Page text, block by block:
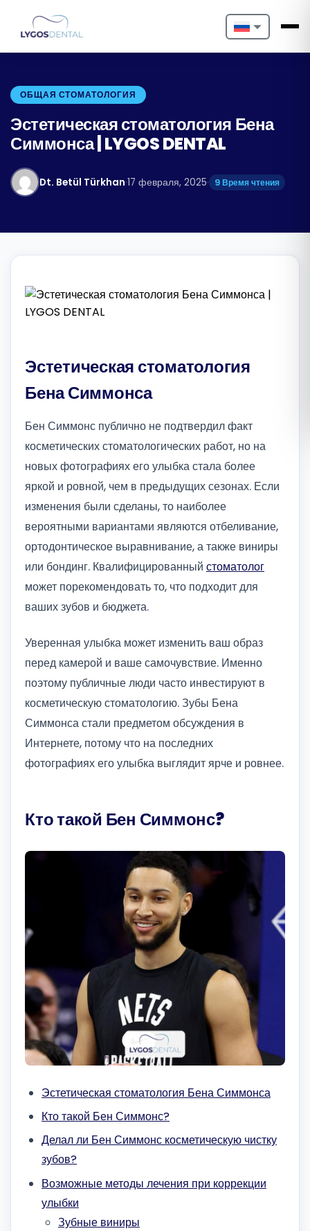
Nederlands
Français
Português
Русский
ОБЩАЯ СТОМАТОЛОГИЯ
Эстетическая стоматология Бена
Симмонса | LYGOS DENTAL
Dt. Betül Türkhan·17 февраля, 2025· 9 Время чтения
Эстетическая стоматология
Бена Симмонса
Бен Симмонс публично не подтвердил факт
косметических стоматологических работ, но на
новых фотографиях его улыбка стала более
яркой и ровной, чем в предыдущих сезонах. Если
изменения были сделаны, то наиболее
вероятными вариантами являются отбеливание,
ортодонтическое выравнивание, а также виниры
или бондинг. Квалифицированный стоматолог
может порекомендовать то, что подходит для
ваших зубов и бюджета.
Уверенная улыбка может изменить ваш образ
перед камерой и ваше самочувствие. Именно
поэтому публичные люди часто инвестируют в
косметическую стоматологию. Зубы Бена
Симмонса стали предметом обсуждения в
Интернете, потому что на последних
фотографиях его улыбка выглядит ярче и ровнее.
Кто такой Бен Симмонс?
Эстетическая стоматология Бена Симмонса
Кто такой Бен Симмонс?
Делал ли Бен Симмонс косметическую чистку
зубов?
Возможные методы лечения при коррекции
улыбки
Зубные виниры